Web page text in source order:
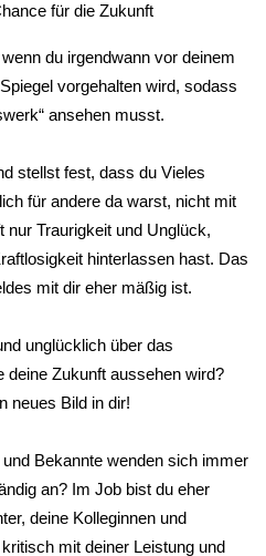
für die Zukunft
du irgendwann vor deinem
vorgehalten wird, sodass
ansehen musst.
stellst fest, dass du Vieles
für andere da warst, nicht mit
nur Traurigkeit und Unglück,
hinterlassen hast. Das
mit dir eher mäßig ist.
unglücklich über das
deine Zukunft aussehen wird?
neues Bild in dir!
Bekannte wenden sich immer
an? Im Job bist du eher
deine Kolleginnen und
mit deiner Leistung und